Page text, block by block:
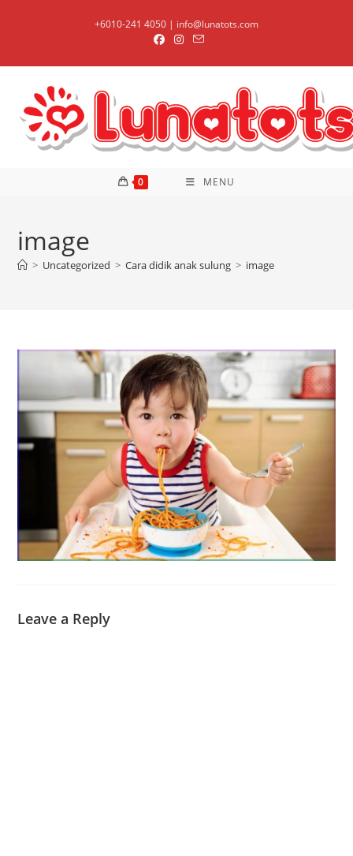
+6010-241 4050 | info@lunatots.com
0 MENU
image
> Uncategorized > Cara didik anak sulung > image
Leave a Reply